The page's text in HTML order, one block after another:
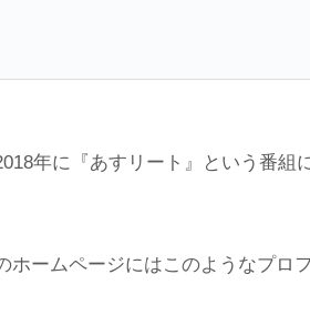
年に『あすリート』という番組
ホームページにはこのようなプロ